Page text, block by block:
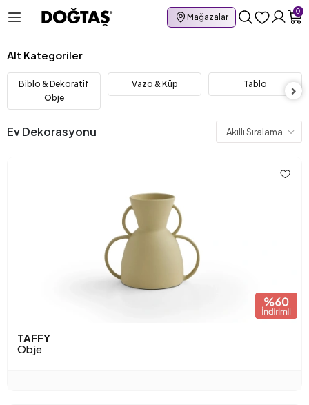
Mağazalar
0
Alt Kategoriler
Biblo & Dekoratif
Obje
Vazo & Küp Tablo
Ev Dekorasyonu
TAFFY
Obje